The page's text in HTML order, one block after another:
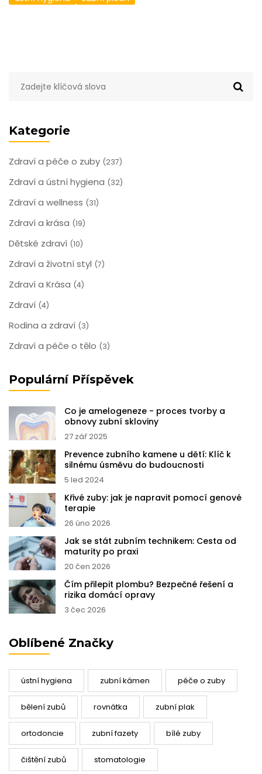
Kategorie
Zdraví a péče o zuby (237)
Zdraví a ústní hygiena (32)
Zdraví a wellness (31)
Zdraví a krása (19)
Dětské zdraví (10)
Zdraví a životní styl (7)
Zdraví a Krása (4)
Zdraví (4)
Rodina a zdraví (3)
Zdraví a péče o tělo (3)
Populární Příspěvek
Co je amelogeneze - proces tvorby a
obnovy zubní skloviny
27 zář 2025
Prevence zubního kamene u dětí: Klíč k
silnému úsměvu do budoucnosti
5 led 2024
Křivé zuby: jak je napravit pomocí genové
terapie
26 úno 2026
Jak se stát zubním technikem: Cesta od
maturity po praxi
20 čen 2026
Čím přilepit plombu? Bezpečné řešení a
rizika domácí opravy
3 čec 2026
Oblíbené Značky
ústní hygiena zubní kámen péče o zuby
bělení zubů rovnátka zubní plak
ortodoncie zubní fazety bílé zuby
čištění zubů stomatologie